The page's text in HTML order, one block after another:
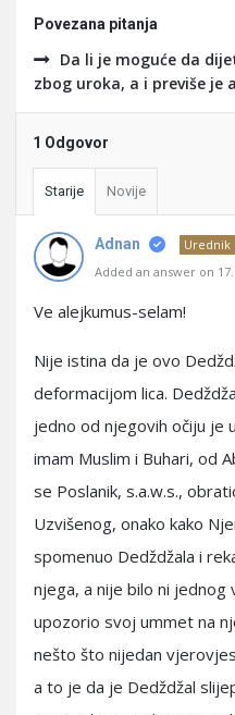
Povezana pitanja
Da li je moguće da
zbog uroka, a i previše je
1 Odgovor
Starije Novije
Adnan
Urednik
Added an answer on
Ve alejkumus-selam!
Nije istina da je ovo
deformacijom lica.
jedno od njegovih očiju je
imam Muslim i Buhari, od
se Poslanik, s.a.w.s.,
Uzvišenog, onako kako
spomenuo Dedždžala i
njega, a nije bilo ni jednog
upozorio svoj ummet na
nešto što nijedan
a to je da je Dedždžal